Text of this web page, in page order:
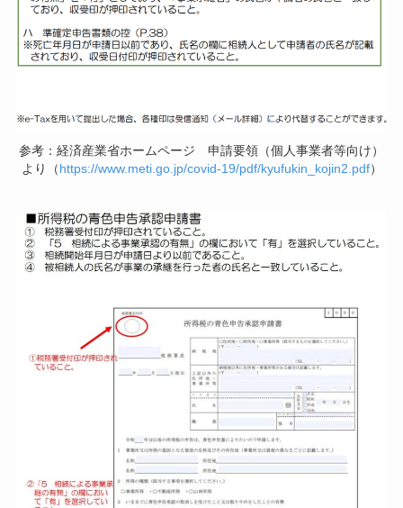
参考：経済産業省ホームページ 申請要領（個人事業者等向け）
より（https://www.meti.go.jp/covid-19/pdf/kyufukin_kojin2.pdf）